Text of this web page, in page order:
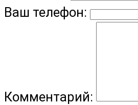
Ваш телефон:
Комментарий: